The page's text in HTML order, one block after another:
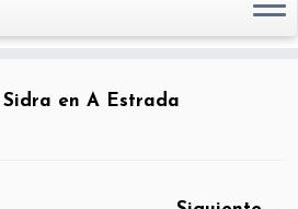
en A Estrada